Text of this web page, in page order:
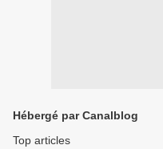
Hébergé par Canalblog
Top articles